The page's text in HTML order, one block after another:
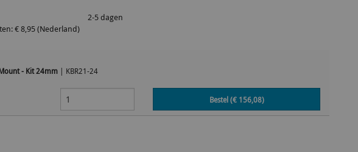
2-5 dagen
€ 8,95 (Nederland)
- Kit 24mm | KBR21-24
Bestel (€ 156,08)